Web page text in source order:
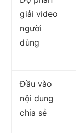
giải video
người
dùng
Đầu vào
nội dung
chia sẻ